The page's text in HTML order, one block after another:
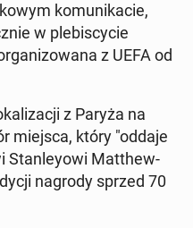
ko­mu­nika­cie,
w plebis­cy­cie
z UEFA od
z Paryża na
miejsca, który "oddaje
Stan­ley­owi Matthew­
nagrody sprzed 70